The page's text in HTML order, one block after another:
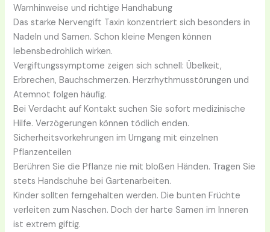
Warnhinweise und richtige Handhabung
Das starke Nervengift Taxin konzentriert sich besonders in
Nadeln und Samen. Schon kleine Mengen können
lebensbedrohlich wirken.
Vergiftungssymptome zeigen sich schnell: Übelkeit,
Erbrechen, Bauchschmerzen. Herzrhythmusstörungen und
Atemnot folgen häufig.
Bei Verdacht auf Kontakt suchen Sie sofort medizinische
Hilfe. Verzögerungen können tödlich enden.
Sicherheitsvorkehrungen im Umgang mit einzelnen
Pflanzenteilen
Berühren Sie die Pflanze nie mit bloßen Händen. Tragen Sie
stets Handschuhe bei Gartenarbeiten.
Kinder sollten ferngehalten werden. Die bunten Früchte
verleiten zum Naschen. Doch der harte Samen im Inneren
ist extrem giftig.